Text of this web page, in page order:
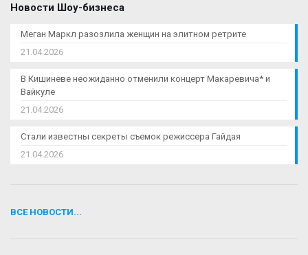
Новости Шоу-бизнеса
Меган Маркл разозлила женщин на элитном ретрите
21.04.2026
В Кишиневе неожиданно отменили концерт Макаревича* и
Вайкуле
21.04.2026
Стали известны секреты съемок режиссера Гайдая
21.04.2026
ВСЕ НОВОСТИ...